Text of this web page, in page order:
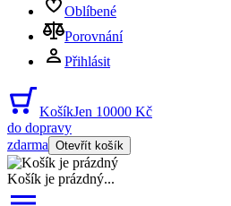
Oblíbené
Porovnání
Přihlásit
KošíkJen 10000 Kč
do dopravy
zdarma Otevřít košík
Košík je prázdný...